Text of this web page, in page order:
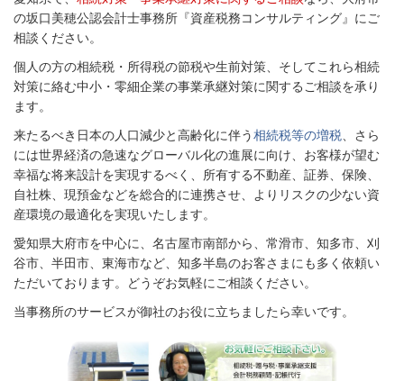
の坂口美穂公認会計士事務所『資産税務コンサルティング』にご
相談ください。
個人の方の相続税・所得税の節税や生前対策、そしてこれら相続
対策に絡む中小・零細企業の事業承継対策に関するご相談を承り
ます。
来たるべき日本の人口減少と高齢化に伴う相続税等の増税、さら
には世界経済の急速なグローバル化の進展に向け、お客様が望む
幸福な将来設計を実現するべく、所有する不動産、証券、保険、
自社株、現預金などを総合的に連携させ、よりリスクの少ない資
産環境の最適化を実現いたします。
愛知県大府市を中心に、名古屋市南部から、常滑市、知多市、刈
谷市、半田市、東海市など、知多半島のお客さまにも多く依頼い
ただいております。どうぞお気軽にご相談ください。
当事務所のサービスが御社のお役に立ちましたら幸いです。